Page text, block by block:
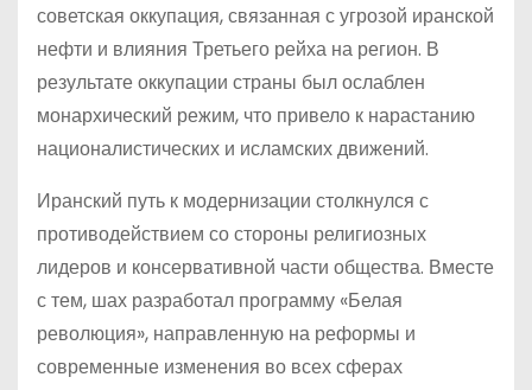
советская оккупация, связанная с угрозой иранской
нефти и влияния Третьего рейха на регион. В
результате оккупации страны был ослаблен
монархический режим, что привело к нарастанию
националистических и исламских движений.
Иранский путь к модернизации столкнулся с
противодействием со стороны религиозных
лидеров и консервативной части общества. Вместе
с тем, шах разработал программу «Белая
революция», направленную на реформы и
современные изменения во всех сферах